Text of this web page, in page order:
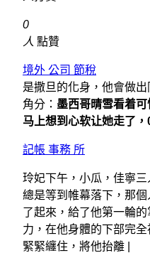
0
人 點贊
境外 公司 節稅
是撒旦的化身，他會做
角分： 墨西哥晴雪看着
马上想到心软让她走了，
記帳 事務 所
玲妃下午，小瓜，佳寧三
總是等到帷幕落下，那
了起來，給了他第一輪
力，在他身體的下部完
緊緊纏住，將他抬離 |